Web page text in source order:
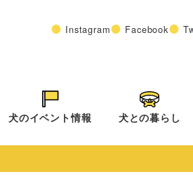
Instagram Facebook
犬のイベント情報 犬との暮らし